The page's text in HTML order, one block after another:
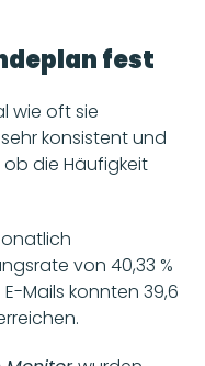
fest
wie oft sie
konsistent und
die Häufigkeit
von 40,33 %
Mails konnten 39,6